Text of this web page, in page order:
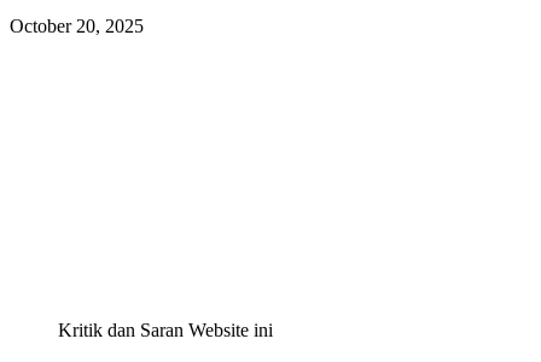
October 20, 2025
Kritik dan Saran Website ini